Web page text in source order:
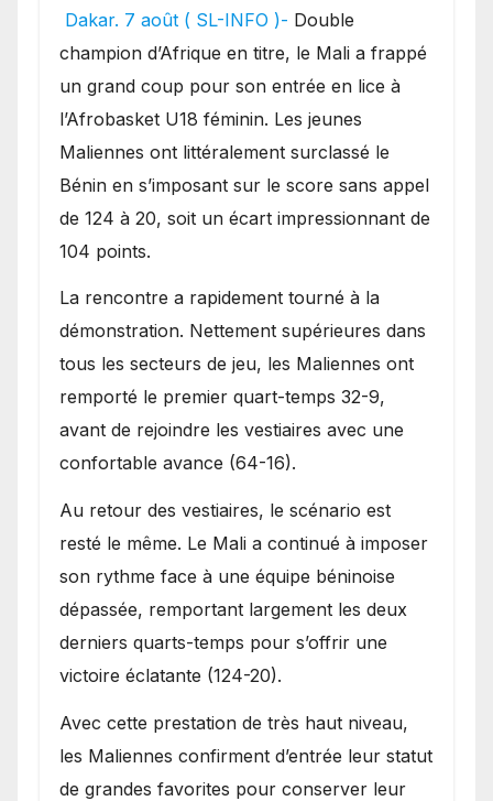
festival offensif et inflige
une lourde défaite au
Bénin.
Dakar. 7 août ( SL-INFO )- Double
champion d’Afrique en titre, le Mali a frappé
un grand coup pour son entrée en lice à
l’Afrobasket U18 féminin. Les jeunes
Maliennes ont littéralement surclassé le
Bénin en s’imposant sur le score sans appel
de 124 à 20, soit un écart impressionnant de
104 points.
La rencontre a rapidement tourné à la
démonstration. Nettement supérieures dans
tous les secteurs de jeu, les Maliennes ont
remporté le premier quart-temps 32-9,
avant de rejoindre les vestiaires avec une
confortable avance (64-16).
Au retour des vestiaires, le scénario est
resté le même. Le Mali a continué à imposer
son rythme face à une équipe béninoise
dépassée, remportant largement les deux
derniers quarts-temps pour s’offrir une
victoire éclatante (124-20).
Avec cette prestation de très haut niveau,
les Maliennes confirment d’entrée leur statut
de grandes favorites pour conserver leur